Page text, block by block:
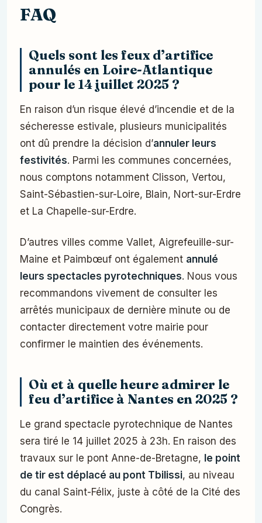
FAQ
Quels sont les feux d’artifice
annulés en Loire-Atlantique
pour le 14 juillet 2025 ?
En raison d’un risque élevé d’incendie et de la
sécheresse estivale, plusieurs municipalités
ont dû prendre la décision d’annuler leurs
festivités. Parmi les communes concernées,
nous comptons notamment Clisson, Vertou,
Saint-Sébastien-sur-Loire, Blain, Nort-sur-Erdre
et La Chapelle-sur-Erdre.
D’autres villes comme Vallet, Aigrefeuille-sur-
Maine et Paimbœuf ont également annulé
leurs spectacles pyrotechniques. Nous vous
recommandons vivement de consulter les
arrêtés municipaux de dernière minute ou de
contacter directement votre mairie pour
confirmer le maintien des événements.
Où et à quelle heure admirer le
feu d’artifice à Nantes en 2025 ?
Le grand spectacle pyrotechnique de Nantes
sera tiré le 14 juillet 2025 à 23h. En raison des
travaux sur le pont Anne-de-Bretagne, le point
de tir est déplacé au pont Tbilissi, au niveau
du canal Saint-Félix, juste à côté de la Cité des
Congrès.